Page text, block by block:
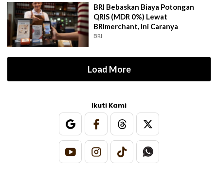
BRI Bebaskan Biaya Potongan
QRIS (MDR 0%) Lewat
BRImerchant, Ini Caranya
BRI
Load More
Ikuti Kami